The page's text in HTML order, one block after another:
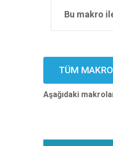
Bu makro
TÜM
Aşağıdaki